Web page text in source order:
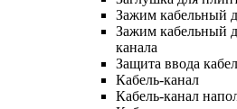
Зажим кабельный
Зажим кабельный
канала
Защита ввода
Кабель-канал
Кабель-канал